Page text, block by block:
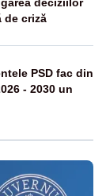
de criză
PSD fac din
- 2030 un